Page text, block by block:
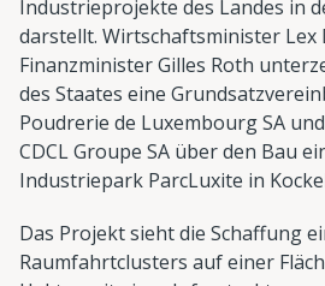
Industrieprojekte des Landes in
darstellt. Wirtschaftsminister Lex
Finanzminister Gilles Roth
des Staates eine
Poudrerie de Luxembourg SA
CDCL Groupe SA über den Bau
Industriepark ParcLuxite in
Das Projekt sieht die Schaffung
Raumfahrtclusters auf einer